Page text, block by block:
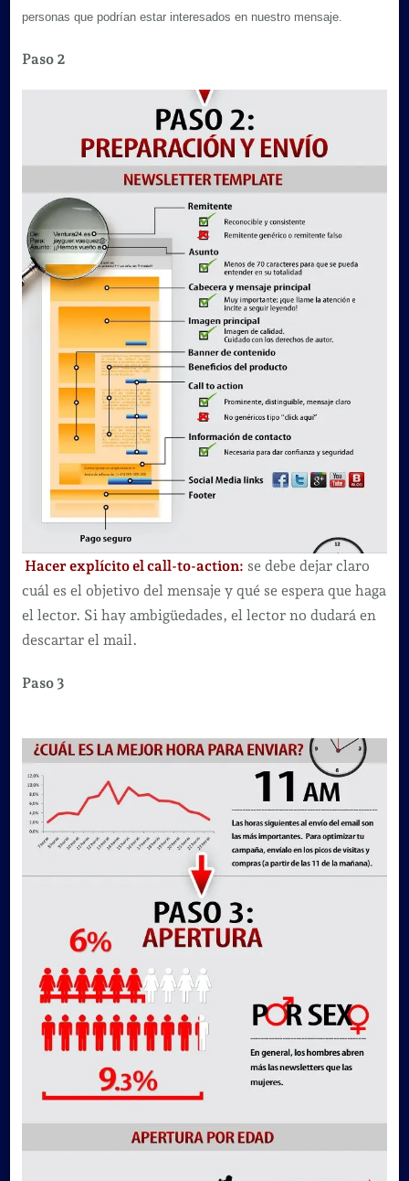
personas que podrían estar interesados en nuestro mensaje.
Paso 2
Hacer explícito el call-to-action: se debe dejar claro
cuál es el objetivo del mensaje y qué se espera que haga
el lector. Si hay ambigüedades, el lector no dudará en
descartar el mail.
Paso 3